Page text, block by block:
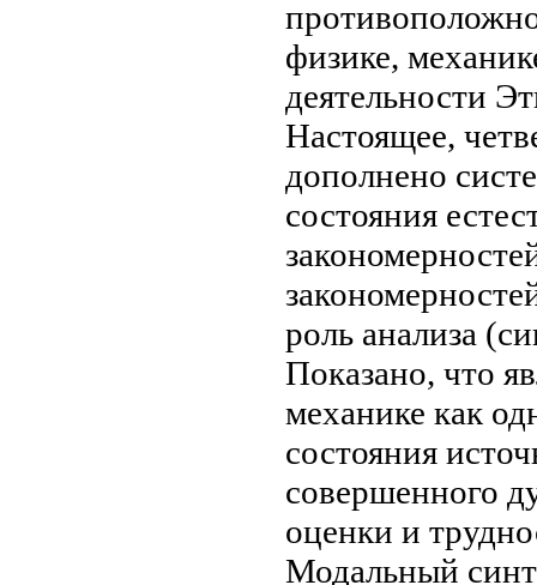
физике,
деятельности
Настоящее,
дополнено
состояния
роль анализа
Показано, что
механике как
состояния
совершенного
оценки и
Модальный